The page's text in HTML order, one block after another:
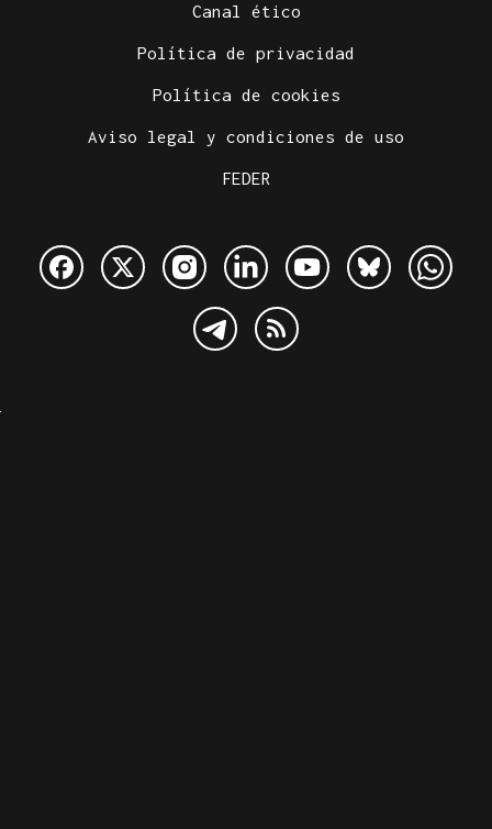
Canal ético
Política de privacidad
Política de cookies
Aviso legal y condiciones de uso
FEDER